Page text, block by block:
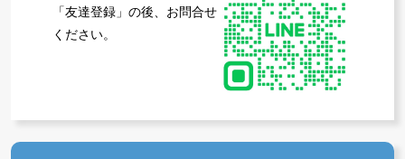
「友達登録」の後、お問合せ
ください。